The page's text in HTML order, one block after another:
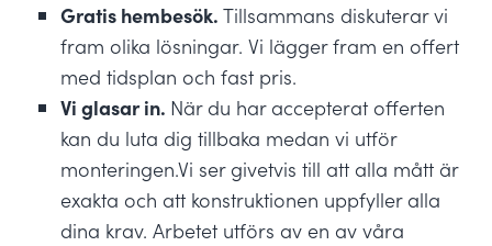
Gratis hembesök.Tillsammans diskuterar vi
fram olika lösningar. Vi lägger fram en offert
med tidsplan och fast pris.
Vi glasar in. När du har accepterat offerten
kan du luta dig tillbaka medan vi utför
monteringen.Vi ser givetvis till att alla mått är
exakta och att konstruktionen uppfyller alla
dina krav. Arbetet utförs av en av våra